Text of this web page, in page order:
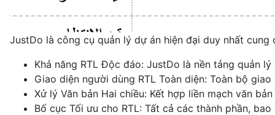
JustDo là công cụ quản lý dự án hiện đại duy nhất
Khả năng RTL Độc đáo: JustDo là nền tảng quản
Giao diện người dùng RTL Toàn diện: Toàn bộ
Xử lý Văn bản Hai chiều: Kết hợp liền mạch văn
Bố cục Tối ưu cho RTL: Tất cả các thành phần,